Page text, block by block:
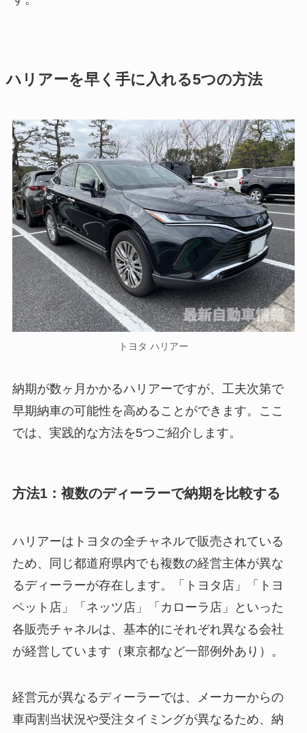
ハリアーを早く手に入れる5つの方法
トヨタ ハリアー
納期が数ヶ月かかるハリアーですが、工夫次第で
早期納車の可能性を高めることができます。ここ
では、実践的な方法を5つご紹介します。
方法1：複数のディーラーで納期を比較する
ハリアーはトヨタの全チャネルで販売されている
ため、同じ都道府県内でも複数の経営主体が異な
るディーラーが存在します。「トヨタ店」「トヨ
ペット店」「ネッツ店」「カローラ店」といった
各販売チャネルは、基本的にそれぞれ異なる会社
が経営しています（東京都など一部例外あり）。
経営元が異なるディーラーでは、メーカーからの
車両割当状況や受注タイミングが異なるため、納